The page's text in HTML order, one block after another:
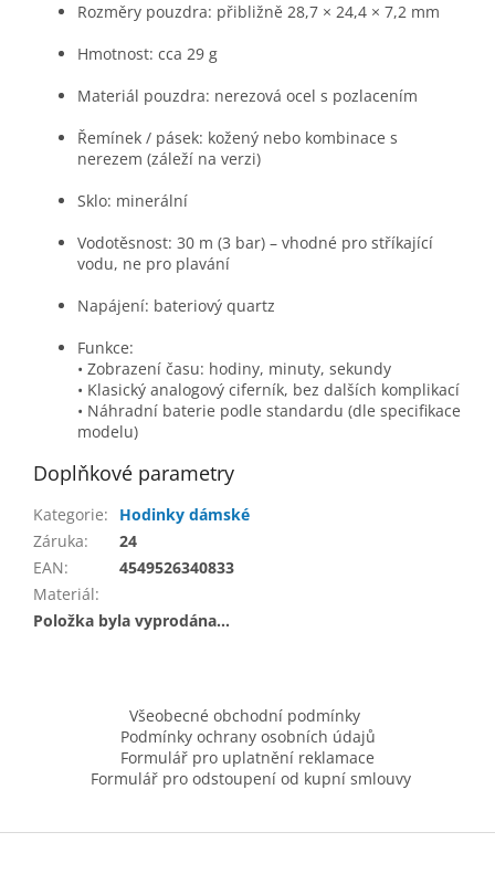
Rozměry pouzdra: přibližně 28,7 × 24,4 × 7,2 mm
Hmotnost: cca 29 g
Materiál pouzdra: nerezová ocel s pozlacením
Řemínek / pásek: kožený nebo kombinace s
nerezem (záleží na verzi)
Sklo: minerální
Vodotěsnost: 30 m (3 bar) – vhodné pro stříkající
vodu, ne pro plavání
Napájení: bateriový quartz
Funkce:
• Zobrazení času: hodiny, minuty, sekundy
• Klasický analogový ciferník, bez dalších komplikací
• Náhradní baterie podle standardu (dle specifikace
modelu)
Doplňkové parametry
Kategorie:
Hodinky dámské
Záruka:
24
EAN:
4549526340833
Materiál:
Položka byla vyprodána…
Všeobecné obchodní podmínky
Podmínky ochrany osobních údajů
Formulář pro uplatnění reklamace
Formulář pro odstoupení od kupní smlouvy